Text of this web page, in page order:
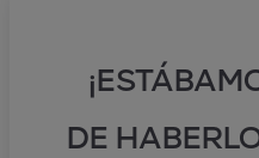
DE